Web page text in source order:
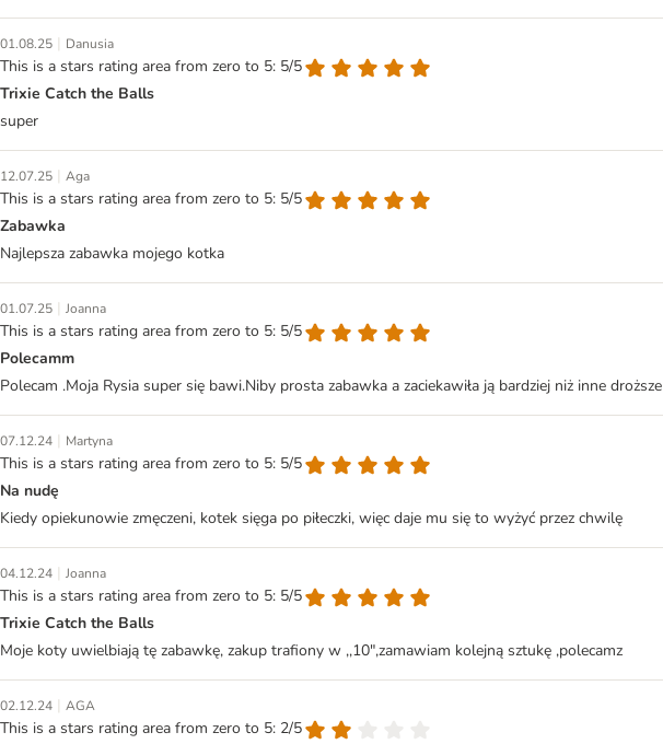
01.08.25 | Danusia
This is a stars rating area from zero to 5: 5/5
Trixie Catch the Balls
super
12.07.25 | Aga
This is a stars rating area from zero to 5: 5/5
Zabawka
Najlepsza zabawka mojego kotka
01.07.25 | Joanna
This is a stars rating area from zero to 5: 5/5
Polecamm
Polecam .Moja Rysia super się bawi.Niby prosta zabawka a zaciekawiła ją bardziej niż inne droższe
07.12.24 | Martyna
This is a stars rating area from zero to 5: 5/5
Na nudę
Kiedy opiekunowie zmęczeni, kotek sięga po piłeczki, więc daje mu się to wyżyć przez chwilę
04.12.24 | Joanna
This is a stars rating area from zero to 5: 5/5
Trixie Catch the Balls
Moje koty uwielbiają tę zabawkę, zakup trafiony w ,,10",zamawiam kolejną sztukę ,polecamz
02.12.24 | AGA
This is a stars rating area from zero to 5: 2/5